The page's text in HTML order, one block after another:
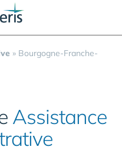
» Bourgogne-Franche-
Assistance